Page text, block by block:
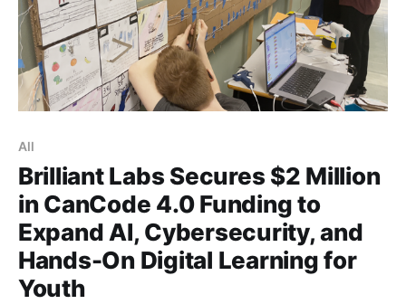
All
Brilliant Labs Secures $2 Million
in CanCode 4.0 Funding to
Expand AI, Cybersecurity, and
Hands-On Digital Learning for
Youth